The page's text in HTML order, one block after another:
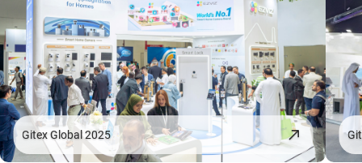
Gitex Global 2025